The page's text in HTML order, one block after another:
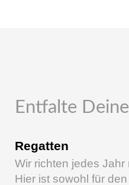
Entfalte
Regatten
Wir richten jedes
Hier ist sowohl für